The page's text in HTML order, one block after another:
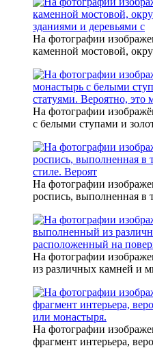
На фотографии
каменной мостовой,
На фотографии
с белыми ступами и
На фотографии
роспись, выполненная в
На фотографии
из различных камней и
На фотографии
фрагмент интерьера,